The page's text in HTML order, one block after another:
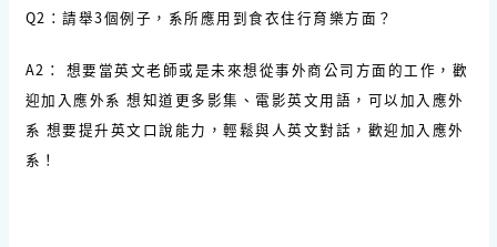
Q2：請舉3個例子，系所應用到食衣住行育樂方面？
A2： 想要當英文老師或是未來想從事外商公司方面的工作，歡
迎加入應外系 想知道更多影集、電影英文用語，可以加入應外
系 想要提升英文口說能力，輕鬆與人英文對話，歡迎加入應外
系！